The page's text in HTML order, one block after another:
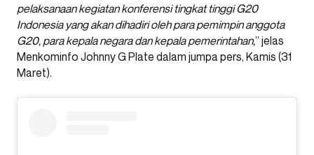
pelaksanaan kegiatan konferensi tingkat tinggi G20
Indonesia yang akan dihadiri oleh para pemimpin anggota
G20, para kepala negara dan kepala pemerintahan,” jelas
Menkominfo Johnny G Plate dalam jumpa pers, Kamis (31
Maret).